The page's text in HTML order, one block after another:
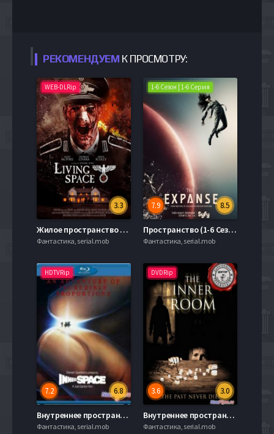
РЕКОМЕНДУЕМ К ПРОСМОТРУ:
WEB-DLRip
3.3
Жилое пространство (2018)
Фантастика, serial.mob
1-6 Сезон | 1-6 Серия
8.5
7.9
Пространство (1-6 Сезон)
Фантастика, serial.mob
HDTVRip
6.8
7.2
Внутреннее пространство (1987)
Фантастика, serial.mob
DVDRip
3.0
3.6
Внутреннее пространство (2011)
Фантастика, serial.mob